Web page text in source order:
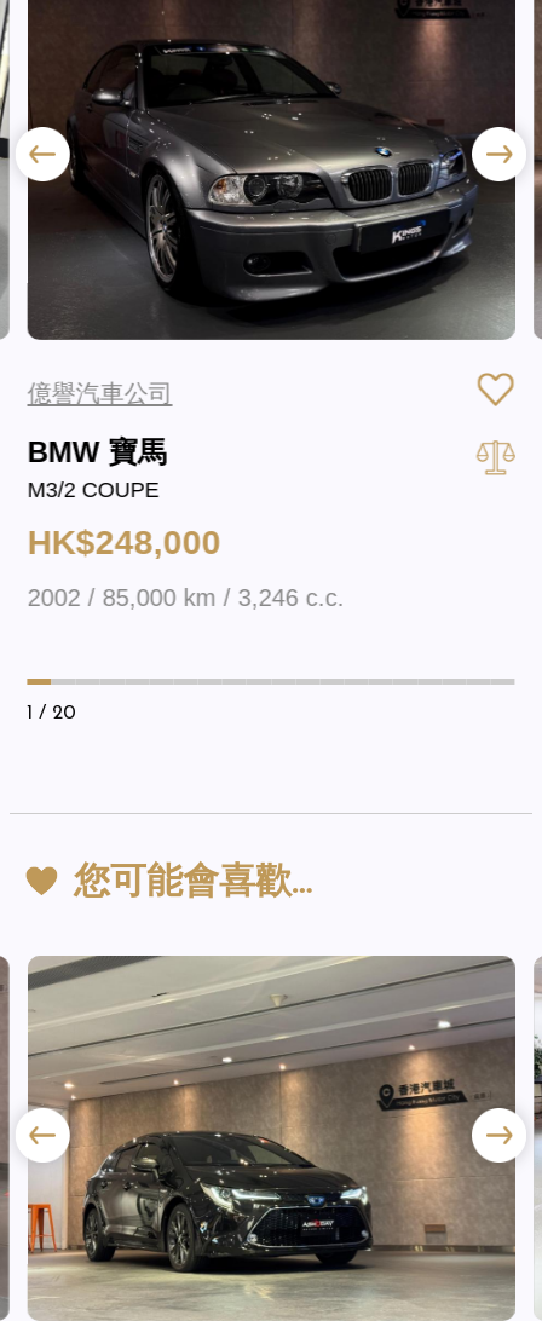
億譽汽車公司
BMW 寶馬
M3/2 COUPE
HK$248,000
2002 / 85,000 km / 3,246 c.c.
1 / 20
您可能會喜歡…